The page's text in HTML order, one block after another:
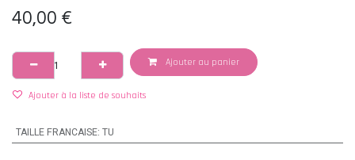
40,00 €
Ajouter au panier
Ajouter à la liste de souhaits
TAILLE FRANCAISE: TU